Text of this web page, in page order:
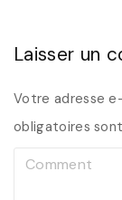
Laisser un
Votre adresse
obligatoires